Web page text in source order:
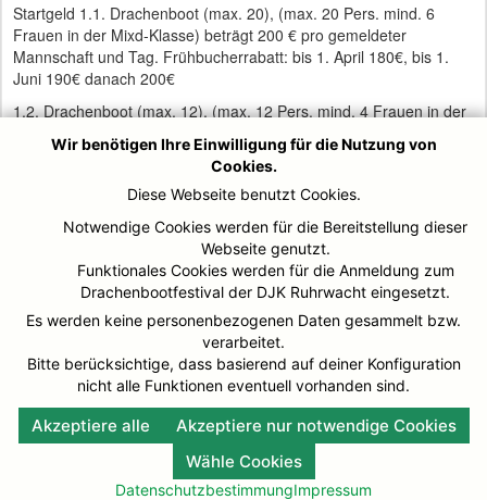
Startgeld 1.1. Drachenboot (max. 20), (max. 20 Pers. mind. 6
Frauen in der Mixd-Klasse) beträgt 200 € pro gemeldeter
Mannschaft und Tag. Frühbucherrabatt: bis 1. April 180€, bis 1.
Juni 190€ danach 200€
1.2. Drachenboot (max. 12), (max. 12 Pers. mind. 4 Frauen in der
Frühbucherrabatt: bis 1. April 120€, bis 1. Juni 130€ danach 140€
Sorgenfrei könnt ihr Euch mit eurem Team anmelden.Falls durch
Corona-Beschränkungen das Festival abgesagt werden muss,
erhalten alle angemeldeten Teams das Startgeld zurück erstattet
oder ihr könnt es als Guthaben für das nächste Festival einfrieren
ONLINEANMELDUNG hier
klicken
© DJK-Ruhrwacht 2026
Wir benötigen Ihre Einwilligung für die Nutzung von
Cookies.
Diese Webseite benutzt Cookies.
Notwendige Cookies werden für die Bereitstellung dieser
Webseite genutzt.
Funktionales Cookies werden für die Anmeldung zum
Drachenbootfestival der DJK Ruhrwacht eingesetzt.
Es werden keine personenbezogenen Daten gesammelt bzw.
verarbeitet.
Bitte berücksichtige, dass basierend auf deiner Konfiguration
nicht alle Funktionen eventuell vorhanden sind.
Akzeptiere alle
Akzeptiere nur notwendige Cookies
Wähle Cookies
DatenschutzbestimmungImpressum